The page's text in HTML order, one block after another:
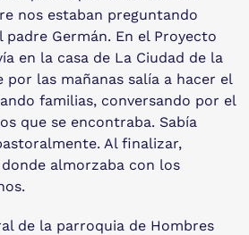
nos estaban preguntando
padre Germán. En el Proyecto
en la casa de La Ciudad de la
por las mañanas salía a hacer el
familias, conversando por el
que se encontraba. Sabía
Al finalizar,
almorzaba con los
de la parroquia de Hombres